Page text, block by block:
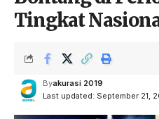
Tingkat
Last updated: September 21,
Byakurasi 2019